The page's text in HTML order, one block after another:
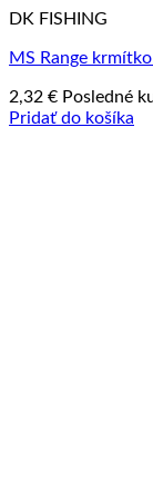
DK FISHING
MS Range
2,32 € Posledné
Pridať do košíka